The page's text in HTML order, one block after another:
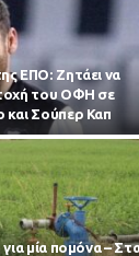
ΕΠΟ: Ζητάει να
του ΟΦΗ σε
Σούπερ Καπ
μία πομόνα –